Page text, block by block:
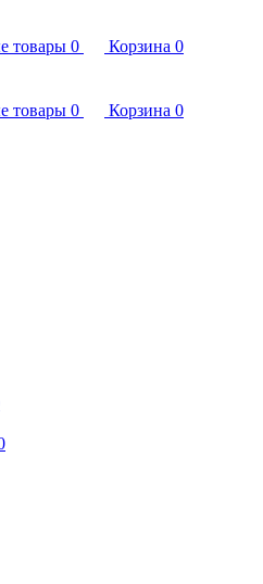
товары 0 Корзина 0
товары 0 Корзина 0